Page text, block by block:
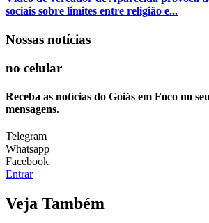
sociais sobre limites entre religião e...
Nossas notícias
no celular
Receba as notícias do Goiás em Foco no
mensagens.
Telegram
Whatsapp
Facebook
Entrar
Veja Também